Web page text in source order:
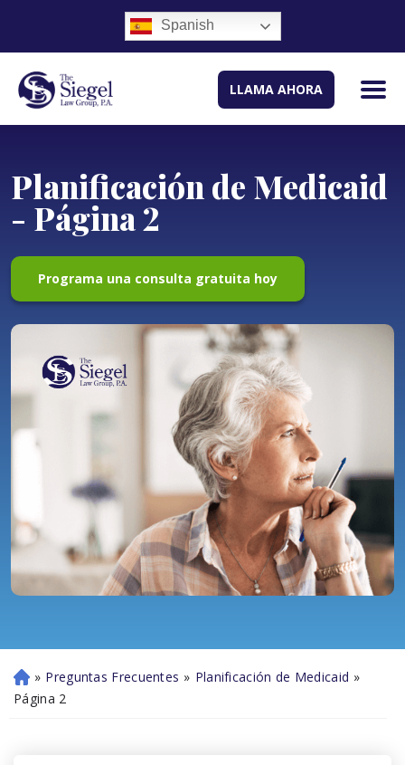
Spanish
LLAMA AHORA
Planificación de Medicaid
- Página 2
Programa una consulta gratuita hoy
Ini
ci
» Preguntas Frecuentes » Planificación de Medicaid »
Página 2